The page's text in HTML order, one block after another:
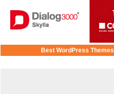
Best WordPress Themes